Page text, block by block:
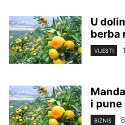
U
berba
VIJESTI
i pune
BIZNIS